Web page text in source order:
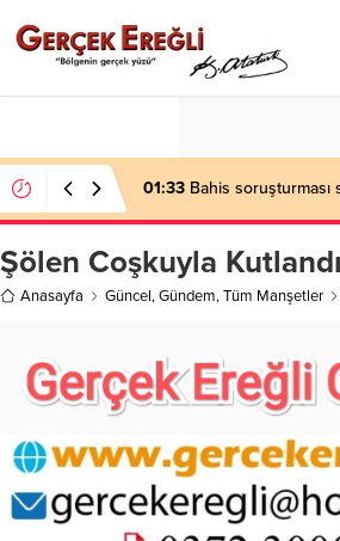
01:33 Bahis soruşturması
Şölen Coşkuyla
Anasayfa Güncel,Gündem,Tüm Manşetler